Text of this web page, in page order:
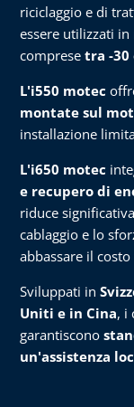
riciclaggio e di
essere utilizzati
comprese tra -30
L'i550 motec
montate sul
installazione
L'i650 motec
e recupero di
riduce
cablaggio e lo
abbassare il
Sviluppati in
Uniti e in Cina, i
garantiscono
un'assistenza